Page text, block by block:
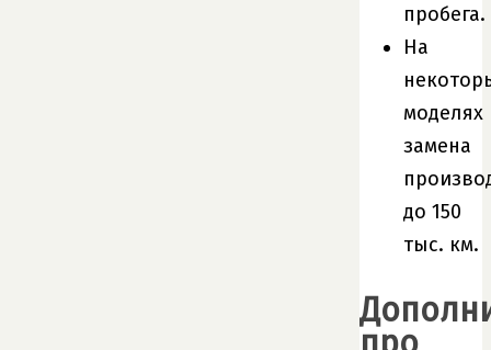
пробега.
На
моделях
замена
до 150
тыс. км.